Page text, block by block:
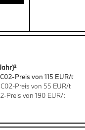
Preis von 115 EUR/t
Preis von 55 EUR/t
Preis von 190 EUR/t